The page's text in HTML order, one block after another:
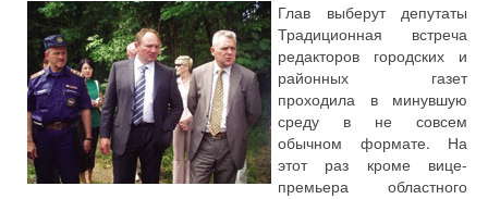
Глав выберут депутаты
Традиционная встреча
редакторов городских и
районных газет
проходила в минувшую
среду в не совсем
обычном формате. На
этот раз кроме вице-
премьера областного